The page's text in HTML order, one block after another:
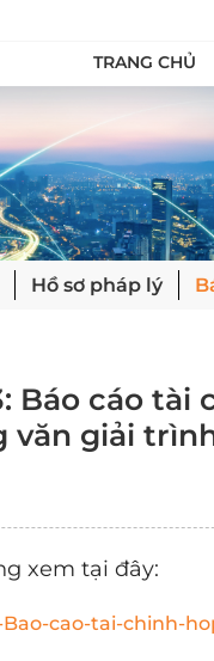
TRANG CHỦ
Hồ sơ pháp lý
Báo cáo tài
văn giải
xem tại đây:
Bao-cao-tai-chinh-